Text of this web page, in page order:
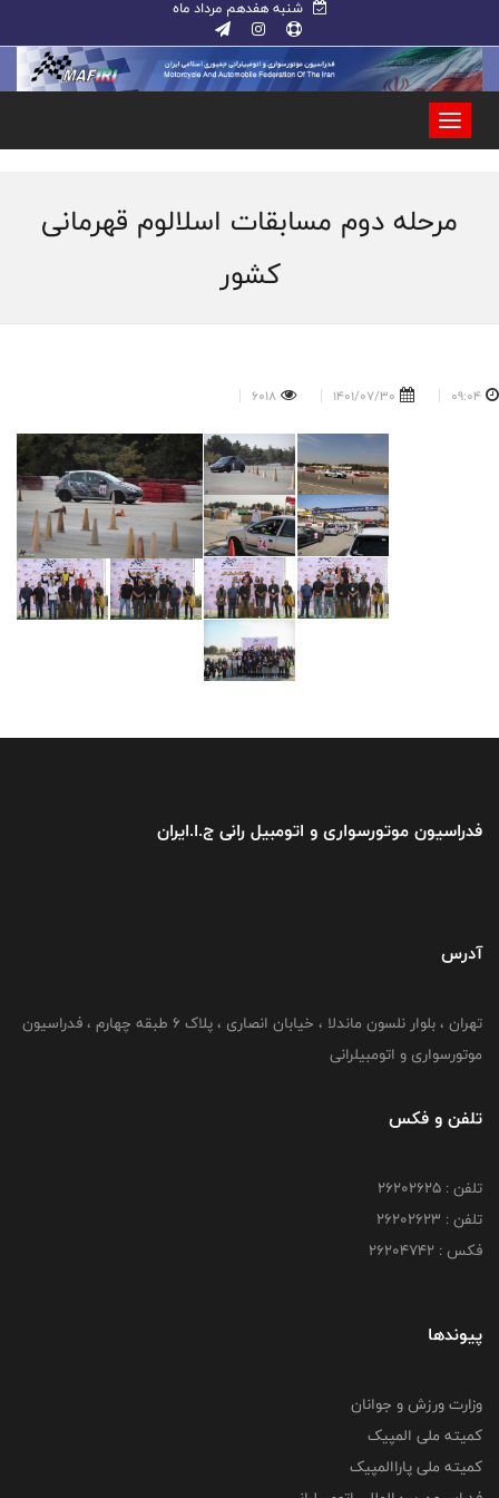
شنبه هفدهم مرداد ماه
مرحله دوم مسابقات اسلالوم قهرمانی
کشور
09:04
1401/07/30
6018
فدراسیون موتورسواری و اتومبیل رانی ج.ا.ایران
آدرس
تهران ، بلوار نلسون ماندلا ، خیابان انصاری ، پلاک ۶ طبقه چهارم ، فدراسیون
موتورسواری و اتومبیلرانی
تلفن و فکس
تلفن : ۲۶۲۰۲۶۲۵
تلفن : ۲۶۲۰۲۶۲۳
فکس : ۲۶۲۰۴۷۴۲
پیوندها
وزارت ورزش و جوانان
کمیته ملی المپیک
کمیته ملی پاراالمپیک